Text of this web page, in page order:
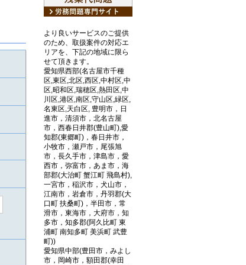
より良いサービスのご提供
のため、取扱案件の対応エ
リアを、下記の地域に限ら
せて頂きます。
愛知県西部(名古屋市千種
区,東区,北区,西区,中村区,中
区,昭和区,瑞穂区,熱田区,中
川区,港区,南区,守山区,緑区,
名東区,天白区, 豊明市，日
進市，清須市，北名古屋
市，西春日井郡(豊山町),愛
知郡(東郷町)，春日井市，
小牧市，瀬戸市，尾張旭
市，長久手市，津島市，愛
西市，弥富市，あま市，海
部郡(大治町 蟹江町 飛島村),
一宮市，稲沢市，犬山市，
江南市，岩倉市，丹羽郡(大
口町 扶桑町)，半田市，常
滑市，東海市，大府市，知
多市，知多郡(阿久比町 東
浦町 南知多町 美浜町 武豊
町))
愛知県中部(豊田市，みよし
市，岡崎市，額田郡(幸田